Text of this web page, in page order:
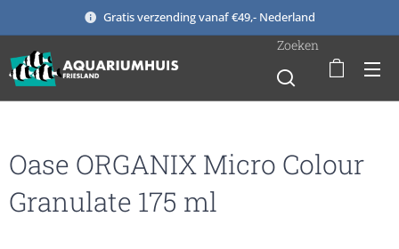
Gratis verzending vanaf €49,- Nederland
Zoeken
Oase ORGANIX Micro Colour
Granulate 175 ml